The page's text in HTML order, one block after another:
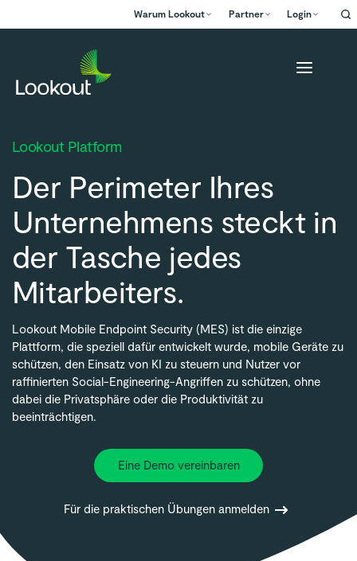
Warum Lookout Partner Login
Lookout Platform
Der Perimeter Ihres
Unternehmens steckt in
der Tasche jedes
Mitarbeiters.
Lookout Mobile Endpoint Security (MES) ist die einzige
Plattform, die speziell dafür entwickelt wurde, mobile Geräte zu
schützen, den Einsatz von KI zu steuern und Nutzer vor
raffinierten Social-Engineering-Angriffen zu schützen, ohne
dabei die Privatsphäre oder die Produktivität zu
beeinträchtigen.
Eine Demo vereinbaren
Für die praktischen Übungen anmelden